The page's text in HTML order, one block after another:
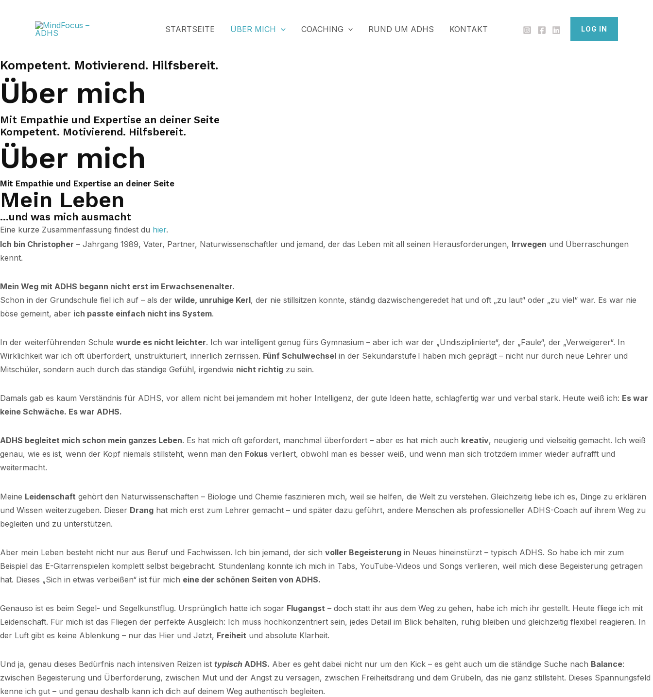
STARTSEITE ÜBER MICH COACHING RUND UM ADHS KONTAKT LOG IN
Kompetent. Motivierend. Hilfsbereit.
Über mich
Mit Empathie und Expertise an deiner Seite
Kompetent. Motivierend. Hilfsbereit.
Über mich
Mit Empathie und Expertise an deiner Seite
Mein Leben
...und was mich ausmacht
Eine kurze Zusammenfassung findest du hier.
Ich bin Christopher – Jahrgang 1989, Vater, Partner, Naturwissenschaftler und jemand, der das Leben mit all seinen Herausforderungen, Irrwegen und Überraschungen
kennt.
Mein Weg mit ADHS begann nicht erst im Erwachsenenalter.
Schon in der Grundschule fiel ich auf – als der wilde, unruhige Kerl, der nie stillsitzen konnte, ständig dazwischengeredet hat und oft „zu laut“ oder „zu viel“ war. Es war nie
böse gemeint, aber ich passte einfach nicht ins System.
In der weiterführenden Schule wurde es nicht leichter. Ich war intelligent genug fürs Gymnasium – aber ich war der „Undisziplinierte“, der „Faule“, der „Verweigerer“. In
Wirklichkeit war ich oft überfordert, unstrukturiert, innerlich zerrissen. Fünf Schulwechsel in der Sekundarstufe I haben mich geprägt – nicht nur durch neue Lehrer und
Mitschüler, sondern auch durch das ständige Gefühl, irgendwie nicht richtig zu sein.
Damals gab es kaum Verständnis für ADHS, vor allem nicht bei jemandem mit hoher Intelligenz, der gute Ideen hatte, schlagfertig war und verbal stark. Heute weiß ich: Es war
keine Schwäche. Es war ADHS.
ADHS begleitet mich schon mein ganzes Leben. Es hat mich oft gefordert, manchmal überfordert – aber es hat mich auch kreativ, neugierig und vielseitig gemacht. Ich weiß
genau, wie es ist, wenn der Kopf niemals stillsteht, wenn man den Fokus verliert, obwohl man es besser weiß, und wenn man sich trotzdem immer wieder aufrafft und
weitermacht.
Meine Leidenschaft gehört den Naturwissenschaften – Biologie und Chemie faszinieren mich, weil sie helfen, die Welt zu verstehen. Gleichzeitig liebe ich es, Dinge zu erklären
und Wissen weiterzugeben. Dieser Drang hat mich erst zum Lehrer gemacht – und später dazu geführt, andere Menschen als professioneller ADHS-Coach auf ihrem Weg zu
begleiten und zu unterstützen.
Aber mein Leben besteht nicht nur aus Beruf und Fachwissen. Ich bin jemand, der sich voller Begeisterung in Neues hineinstürzt – typisch ADHS. So habe ich mir zum
Beispiel das E-Gitarrenspielen komplett selbst beigebracht. Stundenlang konnte ich mich in Tabs, YouTube-Videos und Songs verlieren, weil mich diese Begeisterung getragen
hat. Dieses „Sich in etwas verbeißen“ ist für mich eine der schönen Seiten von ADHS.
Genauso ist es beim Segel- und Segelkunstflug. Ursprünglich hatte ich sogar Flugangst – doch statt ihr aus dem Weg zu gehen, habe ich mich ihr gestellt. Heute fliege ich mit
Leidenschaft. Für mich ist das Fliegen der perfekte Ausgleich: Ich muss hochkonzentriert sein, jedes Detail im Blick behalten, ruhig bleiben und gleichzeitig flexibel reagieren. In
der Luft gibt es keine Ablenkung – nur das Hier und Jetzt, Freiheit und absolute Klarheit.
Und ja, genau dieses Bedürfnis nach intensiven Reizen ist typisch ADHS. Aber es geht dabei nicht nur um den Kick – es geht auch um die ständige Suche nach Balance:
zwischen Begeisterung und Überforderung, zwischen Mut und der Angst zu versagen, zwischen Freiheitsdrang und dem Grübeln, das nie ganz stillsteht. Dieses Spannungsfeld
kenne ich gut – und genau deshalb kann ich dich auf deinem Weg authentisch begleiten.